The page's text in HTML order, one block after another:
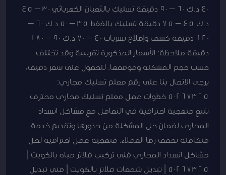
40 د.ك 60 – 90 دقيقة تسليك بالثعبان الكهربائي 30 – 45
د.ك 45 – 75 دقيقة تسليك بالضغط 35 – 50 د.ك 60 –
120 دقيقة كشف وإصلاح تسربات 40 – 70 د.ك 90 – 180
دقيقة ملاحظة: الأسعار المذكورة تقريبية وقد تختلف
حسب حجم المشكلة وموقعها. للحصول على سعر دقيق،
يرجى الاتصال بنا على رقم معلم تسليك مجاري:
50267365 خطوات عمل معلم تسليك مجاري محترف
نتبع منهجية احترافية في التعامل مع مشاكل انسداد
المجاري لضمان حل المشكلة من جذورها وتقديم خدمة
متكاملة تحقق رضا العملاء. منهجية عمل احترافية لحل
مشاكل انسداد المجاري فني تركيب فلاتر مياه بالكويت |
50267365 | تبديل شمعات فلاتر بالكويت | فني تبديل